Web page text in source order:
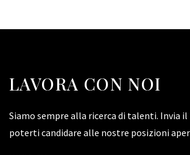
LAVORA CON NOI
Siamo sempre alla ricerca di talenti. Invia il
poterti candidare alle nostre posizioni